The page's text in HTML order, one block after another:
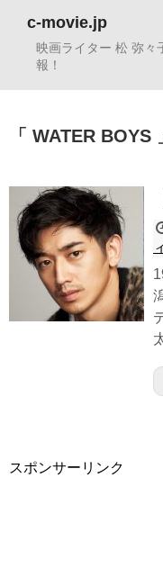
c-movie.jp
映画ライター 松 弥々
報！
WATER BOYS
スポンサーリンク